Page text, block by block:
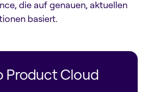
die auf genauen, aktuellen
basiert.
Product Cloud